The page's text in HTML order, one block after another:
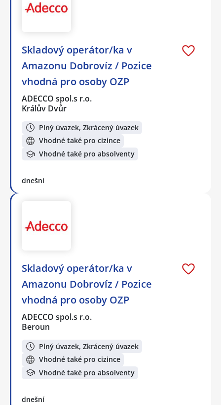
Skladový operátor/ka v
Amazonu Dobrovíz / Pozice
vhodná pro osoby OZP
ADECCO spol.s r.o.
Králův Dvůr
Plný úvazek, Zkrácený úvazek
Vhodné také pro cizince
Vhodné také pro absolventy
dnešní
Skladový operátor/ka v
Amazonu Dobrovíz / Pozice
vhodná pro osoby OZP
ADECCO spol.s r.o.
Beroun
Plný úvazek, Zkrácený úvazek
Vhodné také pro cizince
Vhodné také pro absolventy
dnešní